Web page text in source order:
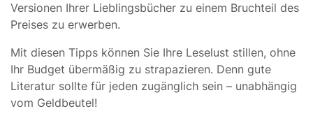
Versionen Ihrer Lieblingsbücher zu einem Bruchteil des
Preises zu erwerben.
Mit diesen Tipps können Sie Ihre Leselust stillen, ohne
Ihr Budget übermäßig zu strapazieren. Denn gute
Literatur sollte für jeden zugänglich sein – unabhängig
vom Geldbeutel!